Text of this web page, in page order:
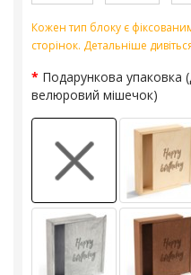
Кожен тип блоку є
сторінок. Детальніше
Подарункова упаковка
велюровий мішечок)